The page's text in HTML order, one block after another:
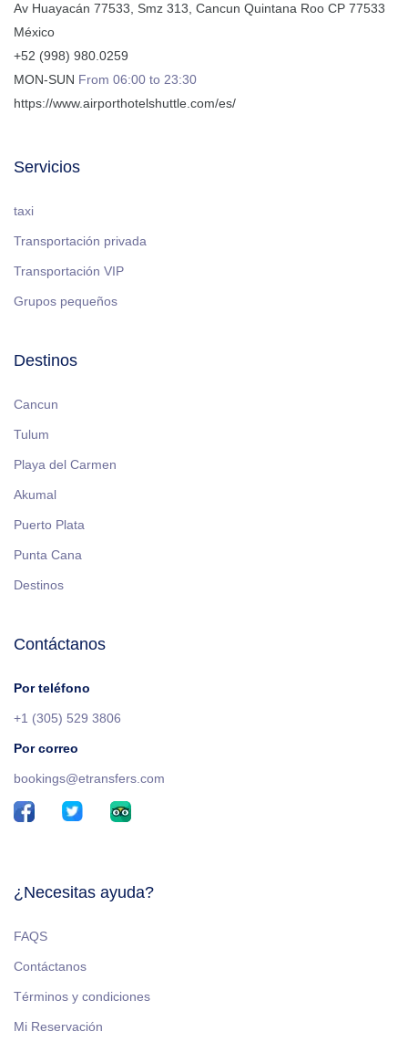
Av Huayacán 77533, Smz 313 Cancun Quintana Roo CP 77533
México
+52 (998) 980.0259
MON-SUN From 06:00 to 23:30
https://www.airporthotelshuttle.com/es/
Servicios
taxi
Transportación privada
Transportación VIP
Grupos pequeños
Destinos
Cancun
Tulum
Playa del Carmen
Akumal
Puerto Plata
Punta Cana
Destinos
Contáctanos
Por teléfono
+1 (305) 529 3806
Por correo
bookings@etransfers.com
¿Necesitas ayuda?
FAQS
Contáctanos
Términos y condiciones
Mi Reservación